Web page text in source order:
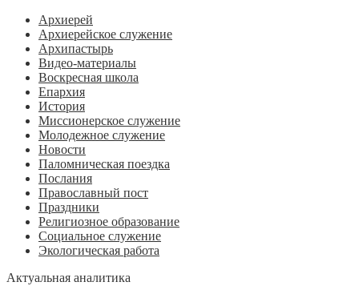
Архиерей
Архиерейское служение
Архипастырь
Видео-материалы
Воскресная школа
Епархия
История
Миссионерское служение
Молодежное служение
Новости
Паломническая поездка
Послания
Православный пост
Праздники
Религиозное образование
Социальное служение
Экологическая работа
Актуальная аналитика